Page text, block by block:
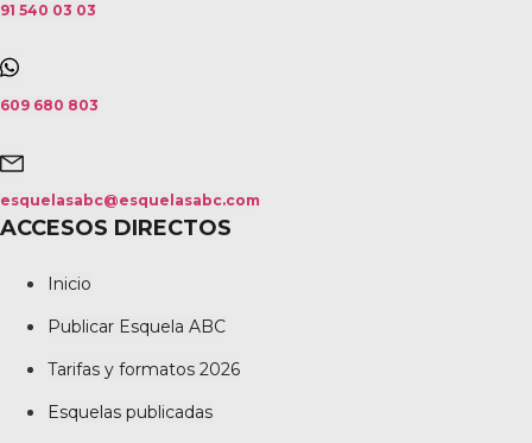
91 540 03 03
609 680 803
esquelasabc@esquelasabc.com
ACCESOS DIRECTOS
Inicio
Publicar Esquela ABC
Tarifas y formatos 2026
Esquelas publicadas